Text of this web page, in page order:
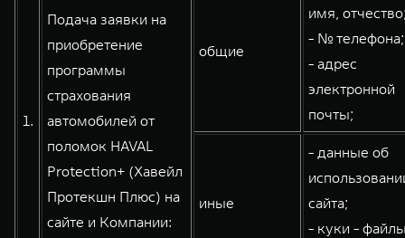
от 6 149 000 ₽
Эстетика нового времени
от 5 699 000 ₽
WEY 80
Масштаб возможностей
от 6 449 000 ₽ от 8 099 000 ₽
1.
Подача заявки на
приобретение
программы
страхования
автомобилей от
поломок HAVAL
Protection+ (Хавейл
Протекшн Плюс) на
сайте и Компании:
общие
имя,
- № телефона;
- адрес
электронной
почты;
иные
- данные об
сайта;
- куки -